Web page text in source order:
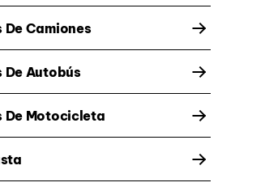
Camiones
Autobús
De Motocicleta